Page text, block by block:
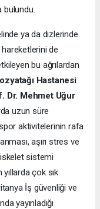
bulundu.
ya da dizlerinde
hareketlerini de
bu ağrılardan
Hastanesi
Dr. Mehmet Uğur
uzun süre
aktivitelerinin rafa
aşırı stres ve
sistemi
çok sık
İş güvenliği ve
yayınladığı